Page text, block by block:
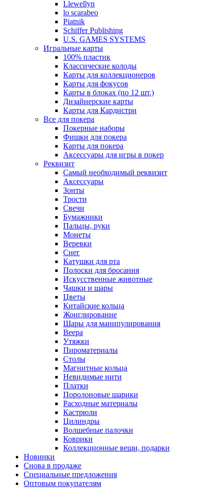
Llewellyn
lo scarabeo
Piatnik
Schiffer Publishing
U.S. GAMES SYSTEMS
Игральные карты
100% пластик
Классические колоды
Карты для коллекционеров
Карты для фокусов
Карты в блоках (по 12 шт.)
Дизайнерские карты
Карты для Кардистри
Все для покера
Покерные наборы
Фишки для покера
Карты для покера
Аксессуары для игры в покер
Реквизит
Самый необходимый реквизит
Аксессуары
Зонты
Трости
Свечи
Бумажники
Пальцы, руки
Монеты
Веревки
Снег
Катушки для рта
Полоски для бросания
Искусственные животные
Чашки и шары
Цветы
Китайские кольца
Жонглирование
Шары для манипулирования
Веера
Утяжки
Пироматериалы
Столы
Магнитные кольца
Невидимые нити
Платки
Поролоновые шарики
Расходные материалы
Кастрюли
Цилиндры
Волшебные палочки
Коврики
Коллекционные вещи, подарки
Новинки
Снова в продаже
Специальные предложения
Оптовым покупателям